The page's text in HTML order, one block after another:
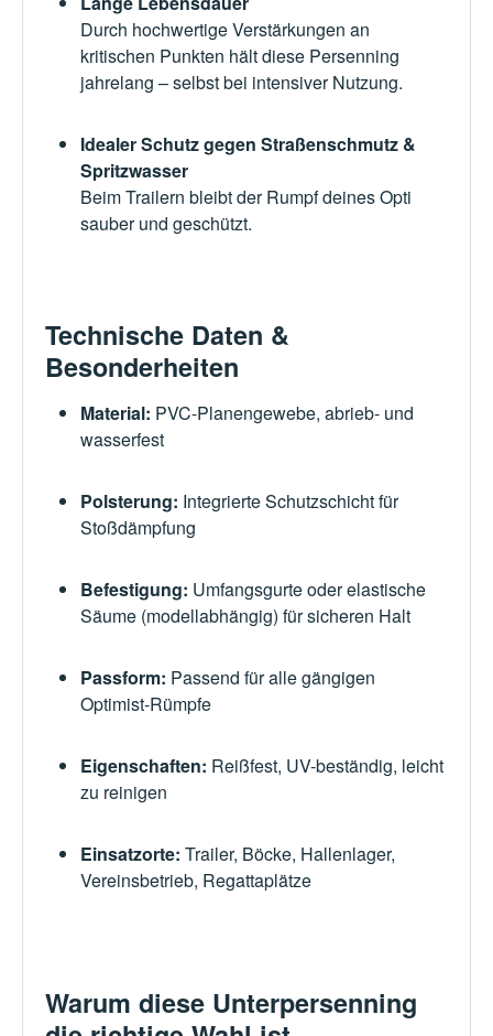
Durch hochwertige Verstärkungen an
kritischen Punkten hält diese Persenning
jahrelang – selbst bei intensiver Nutzung.
Idealer Schutz gegen Straßenschmutz &
Spritzwasser
Beim Trailern bleibt der Rumpf deines Opti
sauber und geschützt.
Technische Daten &
Besonderheiten
Material: PVC-Planengewebe, abrieb- und
wasserfest
Polsterung: Integrierte Schutzschicht für
Stoßdämpfung
Befestigung: Umfangsgurte oder elastische
Säume (modellabhängig) für sicheren Halt
Passform: Passend für alle gängigen
Optimist-Rümpfe
Eigenschaften: Reißfest, UV-beständig, leicht
zu reinigen
Einsatzorte: Trailer, Böcke, Hallenlager,
Vereinsbetrieb, Regattaplätze
Warum diese Unterpersenning